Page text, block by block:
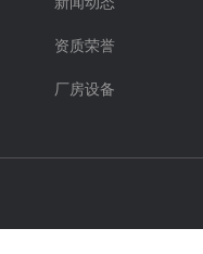
资质荣誉
厂房设备